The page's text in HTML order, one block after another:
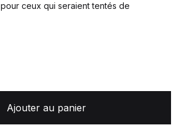
ceux qui seraient tentés de
Ajouter au panier